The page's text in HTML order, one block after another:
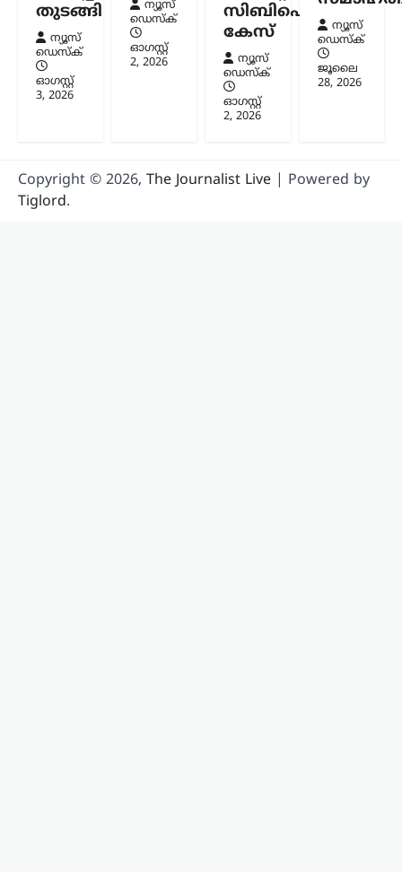
ഭാഗവത്. നിലവിലെ മുതിർന്ന
തലമുറയെക്കാൾ കൂടുതൽ
സത്യസന്ധതയും തുറന്ന മനസും ‘ജെൻ
Z’യും…
തുടങ്ങി
ന്യൂസ്
ഡെസ്ക്
ഓഗസ്റ്റ്‌
3, 2026
ന്യൂസ്
ഡെസ്ക്
ഓഗസ്റ്റ്‌
2, 2026
സിബിഐ
കേസ്
ന്യൂസ്
ഡെസ്ക്
ഓഗസ്റ്റ്‌
2, 2026
ന്യൂസ്
ഡെസ്ക്
ജൂലൈ
28, 2026
Copyright © 2026, The Journalist Live | Powered by
Tiglord.